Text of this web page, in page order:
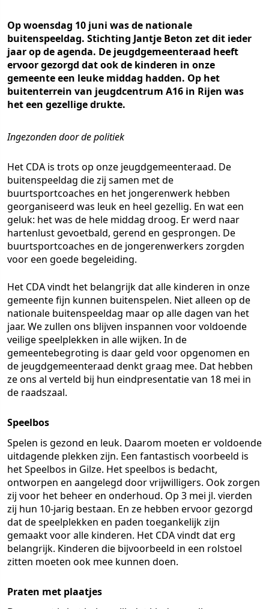
Op woensdag 10 juni was de nationale
buitenspeeldag. Stichting Jantje Beton zet dit ieder
jaar op de agenda. De jeugdgemeenteraad heeft
ervoor gezorgd dat ook de kinderen in onze
gemeente een leuke middag hadden. Op het
buitenterrein van jeugdcentrum A16 in Rijen was
het een gezellige drukte.
Ingezonden door de politiek
Het CDA is trots op onze jeugdgemeenteraad. De
buitenspeeldag die zij samen met de
buurtsportcoaches en het jongerenwerk hebben
georganiseerd was leuk en heel gezellig. En wat een
geluk: het was de hele middag droog. Er werd naar
hartenlust gevoetbald, gerend en gesprongen. De
buurtsportcoaches en de jongerenwerkers zorgden
voor een goede begeleiding.
Het CDA vindt het belangrijk dat alle kinderen in onze
gemeente fijn kunnen buitenspelen. Niet alleen op de
nationale buitenspeeldag maar op alle dagen van het
jaar. We zullen ons blijven inspannen voor voldoende
veilige speelplekken in alle wijken. In de
gemeentebegroting is daar geld voor opgenomen en
de jeugdgemeenteraad denkt graag mee. Dat hebben
ze ons al verteld bij hun eindpresentatie van 18 mei in
de raadszaal.
Speelbos
Spelen is gezond en leuk. Daarom moeten er voldoende
uitdagende plekken zijn. Een fantastisch voorbeeld is
het Speelbos in Gilze. Het speelbos is bedacht,
ontworpen en aangelegd door vrijwilligers. Ook zorgen
zij voor het beheer en onderhoud. Op 3 mei jl. vierden
zij hun 10-jarig bestaan. En ze hebben ervoor gezorgd
dat de speelplekken en paden toegankelijk zijn
gemaakt voor alle kinderen. Het CDA vindt dat erg
belangrijk. Kinderen die bijvoorbeeld in een rolstoel
zitten moeten ook mee kunnen doen.
Praten met plaatjes